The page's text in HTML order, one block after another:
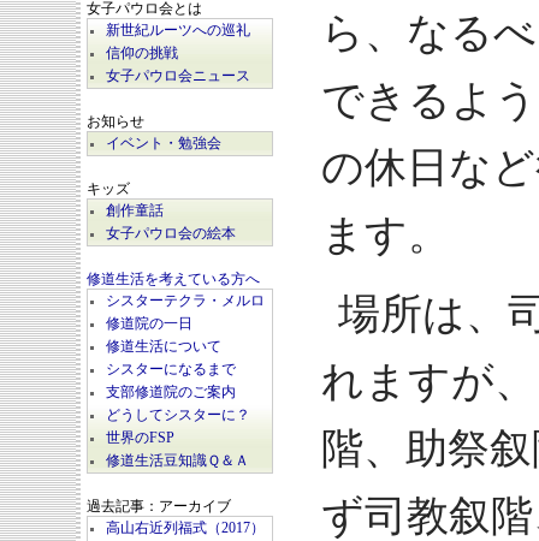
女子パウロ会とは
新世紀ルーツへの巡礼
信仰の挑戦
女子パウロ会ニュース
お知らせ
イベント・勉強会
キッズ
創作童話
女子パウロ会の絵本
修道生活を考えている方へ
シスターテクラ・メルロ
修道院の一日
修道生活について
シスターになるまで
支部修道院のご案内
どうしてシスターに？
世界のFSP
修道生活豆知識Ｑ＆Ａ
過去記事：アーカイブ
高山右近列福式（2017）
ら、なる
できるよ
の休日な
ます。
場所は、
れますが
階、助祭
ず司教叙